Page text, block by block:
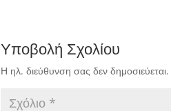
Υποβολή Σχολίου
Η ηλ. διεύθυνση σας δεν δημοσιεύεται.